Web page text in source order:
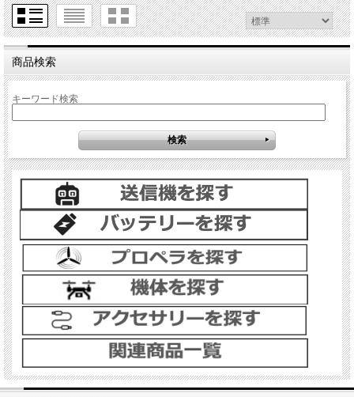
商品検索
キーワード検索